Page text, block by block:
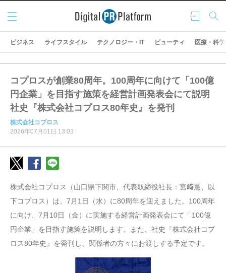
ログ
イン
検索
メニ
ュー
ビジネス ライフスタイル テクノロジー・IT ビューティ 医療・科学
コプロスが創業80周年。100周年に向けて「100億
円企業」を目指す施策を経営計画発表会にて説明
社史『株式会社コプロス80年史』を発刊
株式会社コプロス
2026年07月01日 13:03
株式会社コプロス（⼭⼝県下関市、代表取締役社⻑：宮﨑薫、以
下コプロス）は、7月1日（水）に80周年を迎えました。100周年
に向け、7月10日（金）に実施する経営計画発表会にて「100億
円企業」を目指す施策を説明します。また、社史『株式会社コプ
ロス80年史』を発刊し、関係者の方々にお渡しする予定です。